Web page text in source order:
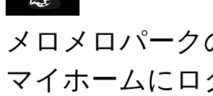
メロメロパー
マイホームに